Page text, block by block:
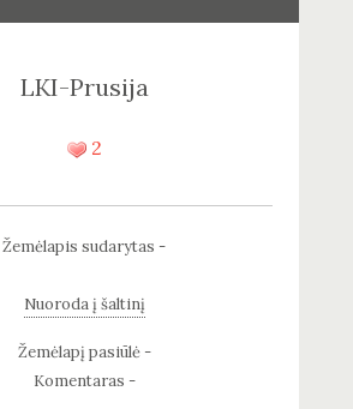
LKI-Prusija
2
Žemėlapis sudarytas -
Nuoroda į šaltinį
Žemėlapį pasiūlė -
Komentaras -